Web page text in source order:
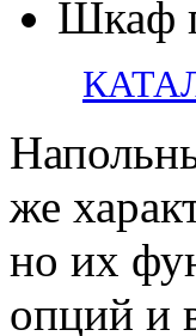
Шкаф
же
но их
опций и